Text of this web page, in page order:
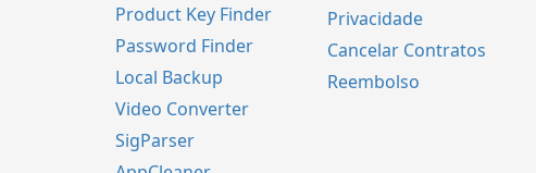
Product Key Finder
Password Finder
Local Backup
Video Converter
SigParser
Privacidade
Cancelar Contratos
Reembolso